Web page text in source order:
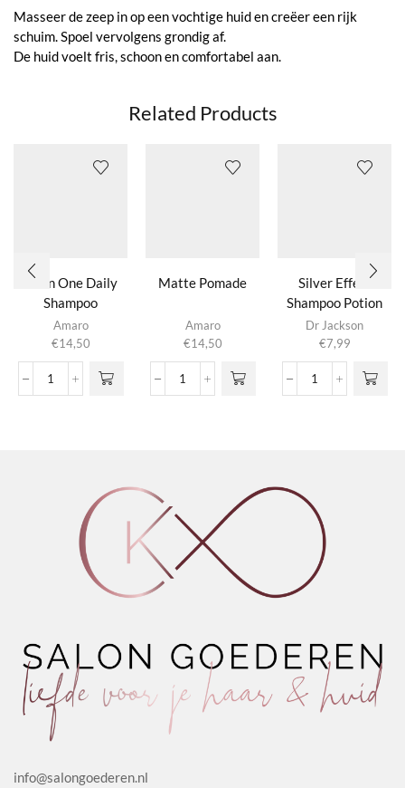
Masseer de zeep in op een vochtige huid en creëer een rijk
schuim. Spoel vervolgens grondig af.
De huid voelt fris, schoon en comfortabel aan.
Related Products
All In One Daily
Shampoo
Amaro
€14,50
All
Matte Pomade
Amaro
€14,50
Matte
Silver Effect
Shampoo Potion
4.0
Dr Jackson
€7,99
Silver
info@salongoederen.nl